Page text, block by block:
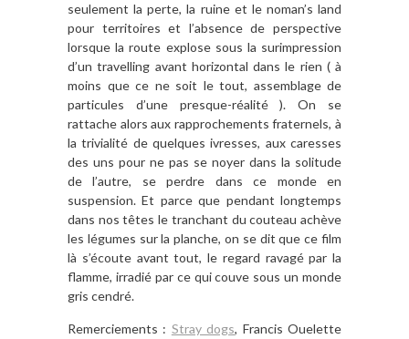
seulement la perte, la ruine et le noman’s land
pour territoires et l’absence de perspective
lorsque la route explose sous la surimpression
d’un travelling avant horizontal dans le rien ( à
moins que ce ne soit le tout, assemblage de
particules d’une presque-réalité ). On se
rattache alors aux rapprochements fraternels, à
la trivialité de quelques ivresses, aux caresses
des uns pour ne pas se noyer dans la solitude
de l’autre, se perdre dans ce monde en
suspension. Et parce que pendant longtemps
dans nos têtes le tranchant du couteau achève
les légumes sur la planche, on se dit que ce film
là s’écoute avant tout, le regard ravagé par la
flamme, irradié par ce qui couve sous un monde
gris cendré.
Remerciements : Stray dogs, Francis Ouelette